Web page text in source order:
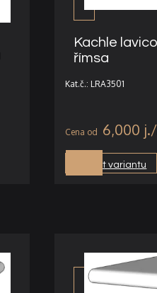
Kachle
římsa
Kat.č.: LRA3501
6,000 j.
Vybrat variantu